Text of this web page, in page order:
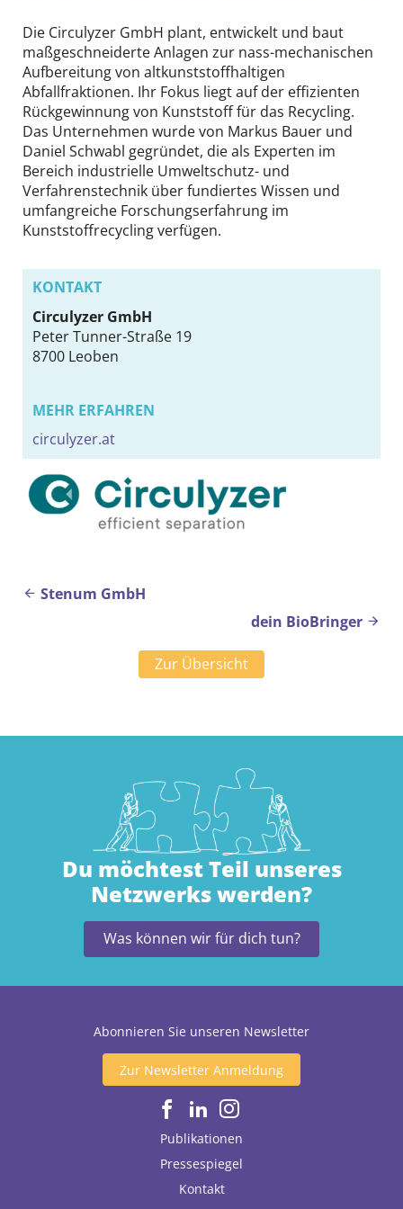
Die Circulyzer GmbH plant, entwickelt und baut
maßgeschneiderte Anlagen zur nass-mechanischen
Aufbereitung von altkunststoffhaltigen
Abfallfraktionen. Ihr Fokus liegt auf der effizienten
Rückgewinnung von Kunststoff für das Recycling.
Das Unternehmen wurde von Markus Bauer und
Daniel Schwabl gegründet, die als Experten im
Bereich industrielle Umweltschutz- und
Verfahrenstechnik über fundiertes Wissen und
umfangreiche Forschungserfahrung im
Kunststoffrecycling verfügen.
KONTAKT
Circulyzer GmbH
Peter Tunner-Straße 19
8700 Leoben
MEHR ERFAHREN
circulyzer.at
Beitragsnavigation
Stenum GmbH
dein BioBringer
Zur Übersicht
Du möchtest Teil unseres
Netzwerks werden?
Was können wir für dich tun?
Abonnieren Sie unseren Newsletter
Zur Newsletter Anmeldung
Publikationen
Pressespiegel
Kontakt